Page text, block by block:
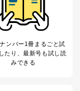
目的
ンバー1冊まるごと試
したり、最新号も試し読
みできる